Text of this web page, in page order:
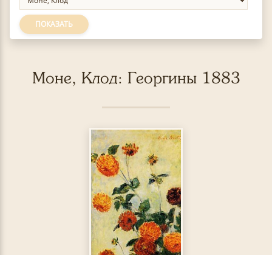
ПОКАЗАТЬ
Моне, Клод: Георгины 1883